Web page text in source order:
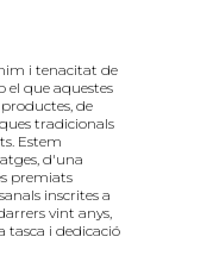
i tenacitat de
el que aquestes
de
tradicionals
Estem
d'una
premiats
inscrites a
vint anys,
tasca i dedicació